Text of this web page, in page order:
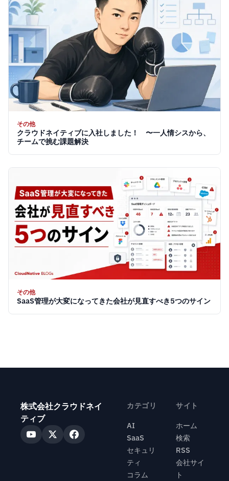
その他
クラウドネイティブに入社しました！ 〜一人情シスから、
チームで挑む課題解決
その他
SaaS管理が大変になってきた会社が見直すべき5つのサイン
株式会社クラウドネイ
ティブ
カテゴリ
AI
SaaS
セキュリ
ティ
コラム
サイト
ホーム
検索
RSS
会社サイ
ト